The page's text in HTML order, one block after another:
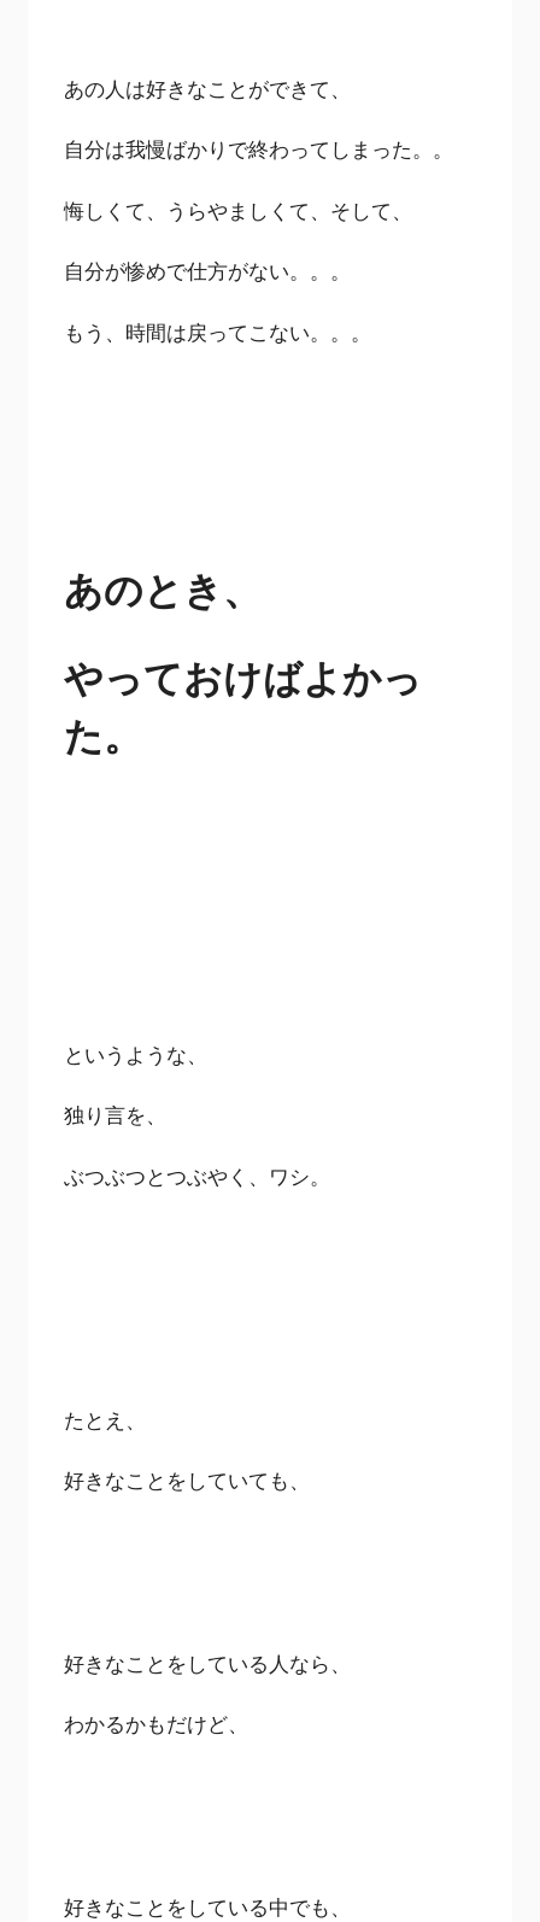
あの人は好きなことができて、
自分は我慢ばかりで終わってしまった。。
悔しくて、うらやましくて、そして、
自分が惨めで仕方がない。。。
もう、時間は戻ってこない。。。
あのとき、
やっておけばよかっ
た。
というような、
独り言を、
ぶつぶつとつぶやく、ワシ。
たとえ、
好きなことをしていても、
好きなことをしている人なら、
わかるかもだけど、
好きなことをしている中でも、